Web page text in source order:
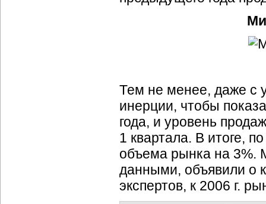
Тем не менее, даже с
инерции, чтобы
года, и уровень
1 квартала. В итоге,
объема рынка на 3%.
данными, объявили о
экспертов, к 2006 г.